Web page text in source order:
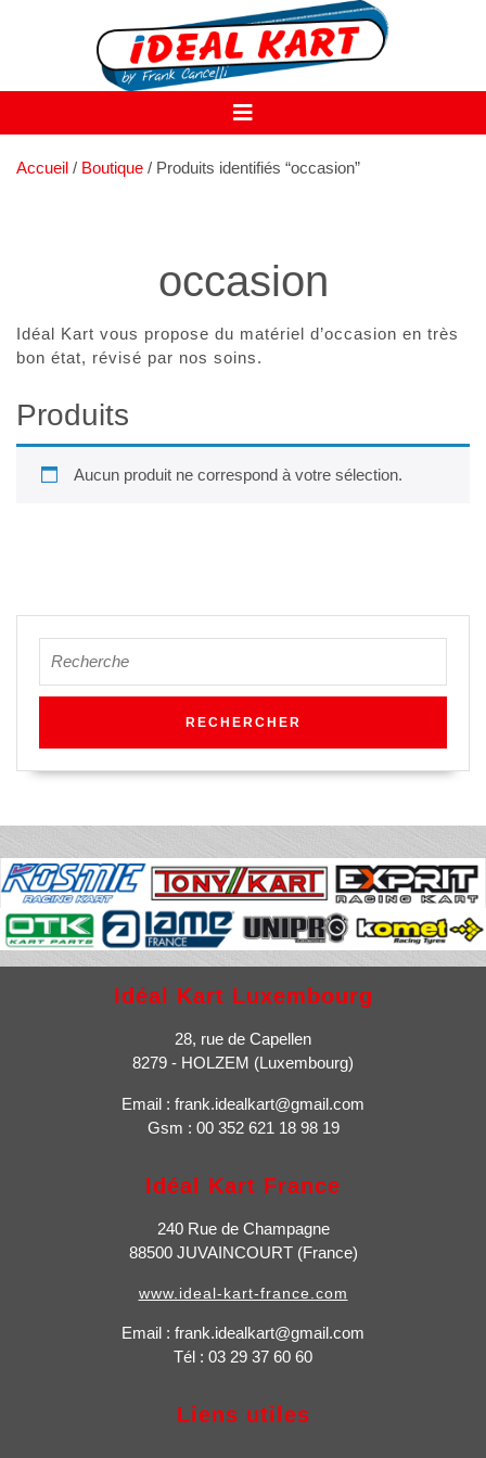
Button
Accueil / Boutique / Produits identifiés “occasion”
occasion
Idéal Kart vous propose du matériel d’occasion en très
bon état, révisé par nos soins.
Produits
Aucun produit ne correspond à votre sélection.
for:
Idéal Kart Luxembourg
28, rue de Capellen
8279 - HOLZEM (Luxembourg)
​ Email : frank.idealkart@gmail.com
Gsm : 00 352 621 18 98 19
Idéal Kart France
240 Rue de Champagne
88500 JUVAINCOURT (France)
www.ideal-kart-france.com
​ Email : frank.idealkart@gmail.com
Tél : 03 29 37 60 60
Liens utiles